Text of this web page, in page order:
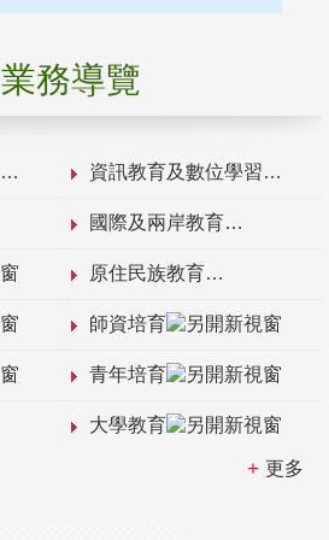
業務導覽
資訊教育及數位學習
國際及兩岸教育
原住民族教育
師資培育
青年培育
大學教育
更多